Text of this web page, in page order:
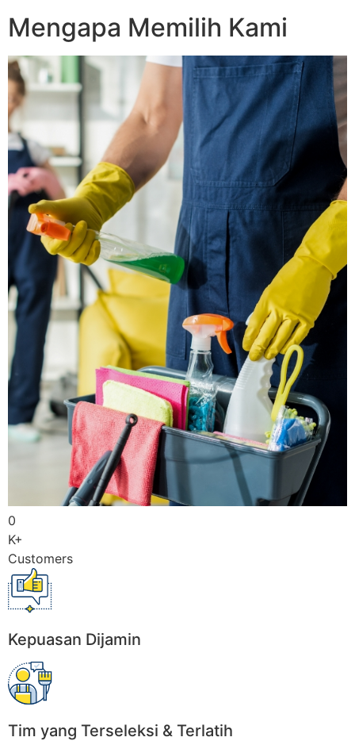
Mengapa Memilih Kami
0
K+
Customers
Kepuasan Dijamin
Tim yang Terseleksi & Terlatih